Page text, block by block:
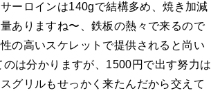
ーロインは140gで結構多め、焼き加減
ありますね〜、鉄板の熱々で来るので
の高いスケレットで提供されると尚い
は分かりますが、1500円で出す努力は
グリルもせっかく来たんだから交えて